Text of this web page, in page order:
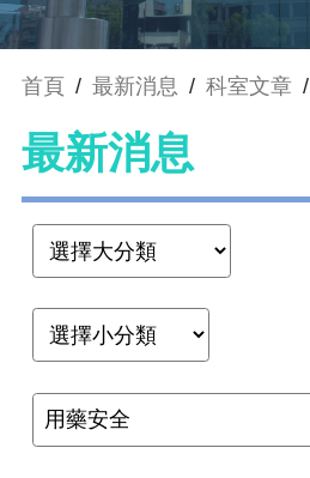
首頁 / 最新消息 / 科室文章 /
最新消息